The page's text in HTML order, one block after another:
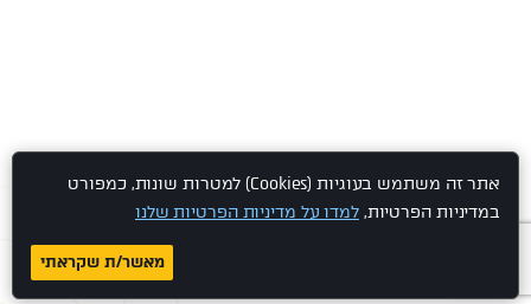
אתר זה משתמש בעוגיות (Cookies) למטרות שונות, כמפורט
במדיניות הפרטיות,למדו על מדיניות הפרטיות שלנו
מאשר/ת שקראתי